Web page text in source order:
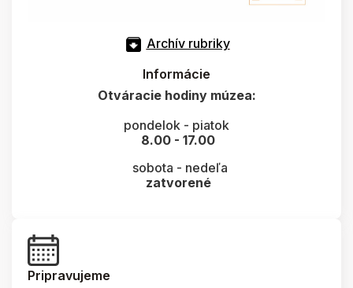
Archív rubriky
Informácie
Otváracie hodiny múzea:
pondelok - piatok
8.00 - 17.00
sobota - nedeľa
zatvorené
Pripravujeme